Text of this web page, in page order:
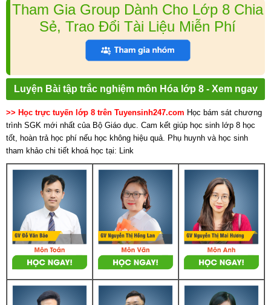
Tham Gia Group Dành Cho Lớp 8 Chia
Sẻ, Trao Đổi Tài Liệu Miễn Phí
Luyện Bài tập trắc nghiệm môn Hóa lớp 8 - Xem ngay
>> Học trực tuyến lớp 8 trên Tuyensinh247.com Học bám sát chương
trình SGK mới nhất của Bộ Giáo dục. Cam kết giúp học sinh lớp 8 học
tốt, hoàn trả học phí nếu học không hiệu quả. Phụ huynh và học sinh
tham khảo chi tiết khoá học tại: Link